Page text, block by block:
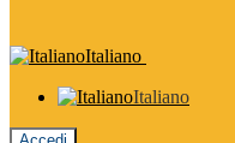
Italiano
Italiano